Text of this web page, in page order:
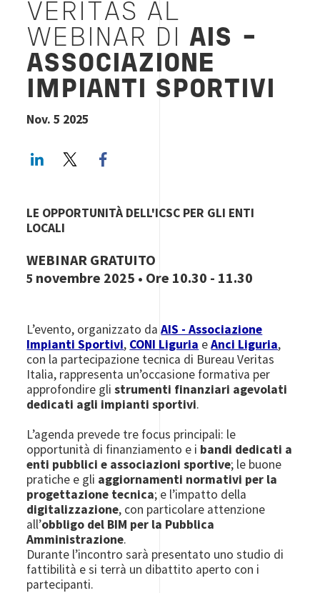
VERITAS AL
WEBINAR DI AIS -
ASSOCIAZIONE
IMPIANTI SPORTIVI
Nov. 5 2025
LinkedInTwitter
LE OPPORTUNITÀ DELL'ICSC PER GLI ENTI
LOCALI
WEBINAR GRATUITO
5 novembre 2025 • Ore 10.30 - 11.30
L’evento, organizzato daAIS - Associazione
Impianti Sportivi, CONI Liguria eAnci Liguria,
con la partecipazione tecnica di Bureau Veritas
Italia, rappresenta un’occasione formativa per
approfondire glistrumenti finanziari agevolati
dedicati agli impianti sportivi.
L’agenda prevede tre focus principali: le
opportunità di finanziamento e i bandi dedicati a
enti pubblici e associazioni sportive; le buone
pratiche e gli aggiornamenti normativi per la
progettazione tecnica; e l’impatto della
digitalizzazione, con particolare attenzione
all’obbligo del BIM per la Pubblica
Amministrazione.
Durante l’incontro sarà presentato uno studio di
fattibilità e si terrà un dibattito aperto con i
partecipanti.